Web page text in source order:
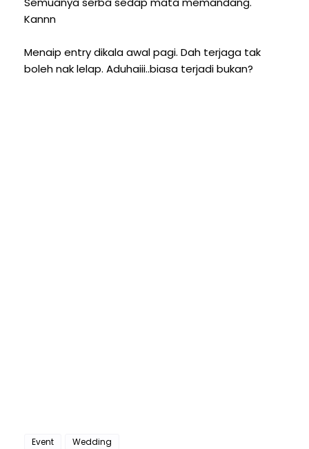
Kannn
Menaip entry dikala awal pagi. Dah terjaga tak
boleh nak lelap. Aduhaiii..biasa terjadi bukan?
Event Wedding